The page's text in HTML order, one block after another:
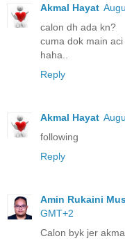
Akmal Hayat
calon dh ada kn?
cuma dok main aci
haha..
Reply
Akmal Hayat
following
Reply
Amin Rukaini
GMT+2
Calon byk jer